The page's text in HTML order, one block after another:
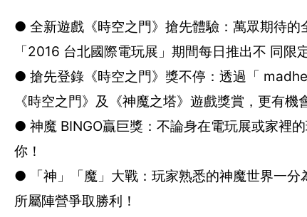
● 全新遊戲《時空之門》搶先體驗：萬眾期待的
「2016 台北國際電玩展」期間每日推出不 同限
● 搶先登錄《時空之門》獎不停：透過「
《時空之門》及《神魔之塔》遊戲獎賞，更有機
● 神魔 BINGO贏巨獎：不論身在電玩展或家裡
你！
● 「神」「魔」大戰：玩家熟悉的神魔世界一
所屬陣營爭取勝利！